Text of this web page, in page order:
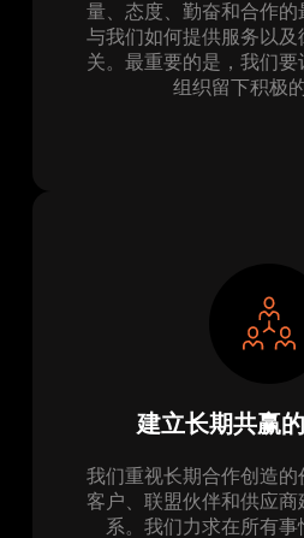
量、态度、勤奋和合作
与我们如何提供服务以及
关。最重要的是，我们
组织留下积极
建立长期共赢
我们重视长期合作创造
客户、联盟伙伴和供应
系。我们力求在所有事